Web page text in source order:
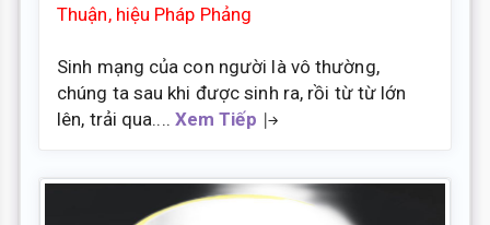
Thuận, hiệu Pháp Phảng
Sinh mạng của con người là vô thường,
chúng ta sau khi được sinh ra, rồi từ từ lớn
lên, trải qua.... Xem Tiếp